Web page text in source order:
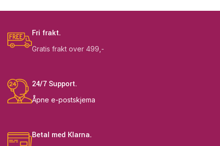
Fri frakt.
Gratis frakt over 499,-
24/7 Support.
Åpne e-postskjema
Betal med Klarna.